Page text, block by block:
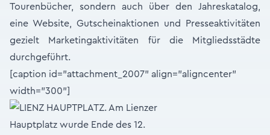
Tourenbücher, sondern auch über den Jahreskatalog,
eine Website, Gutscheinaktionen und Presseaktivitäten
gezielt Marketingaktivitäten für die Mitgliedsstädte
durchgeführt.
[caption id="attachment_2007" align="aligncenter"
width="300"]